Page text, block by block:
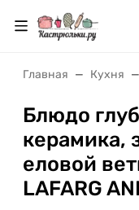
Главная Кухня
Блюдо
керамика,
еловой
LAFARG